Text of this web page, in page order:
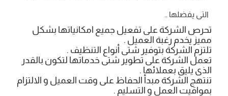
التى يفضلها ..
تحرص الشركة على تفعيل جميع امكانياتها بشكل
مميز يخدم رغبة العميل .
تلتزم الشركة بتوفير شتى أنواع التنظيف .
تعمل الشركة على تطوير شتى خدماتها لتكون بالقدر
الذى يليق بعملائها .
تنتهج الشركة مبدأ الحفاظ على وقت العميل و الالتزام
بمواقيت العمل و التسليم .